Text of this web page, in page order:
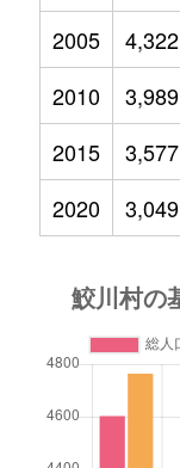
2005
4,322
2010
3,989
2015
3,577
2020
3,049